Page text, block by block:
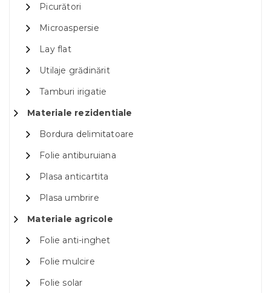
Picurători
Microaspersie
Lay flat
Utilaje grădinărit
Tamburi irigatie
Materiale rezidentiale
Bordura delimitatoare
Folie antiburuiana
Plasa anticartita
Plasa umbrire
Materiale agricole
Folie anti-inghet
Folie mulcire
Folie solar